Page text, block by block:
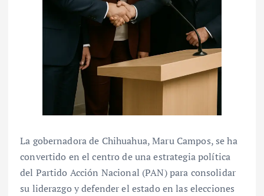
La gobernadora de Chihuahua, Maru Campos, se ha
convertido en el centro de una estrategia política
del Partido Acción Nacional (PAN) para consolidar
su liderazgo y defender el estado en las elecciones